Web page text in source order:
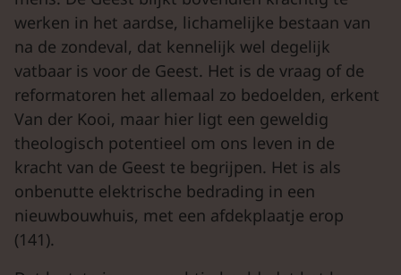
werken in het aardse, lichamelijke bestaan van
na de zondeval, dat kennelijk wel degelijk
vatbaar is voor de Geest. Het is de vraag of de
reformatoren het allemaal zo bedoelden, erkent
Van der Kooi, maar hier ligt een geweldig
theologisch potentieel om ons leven in de
kracht van de Geest te begrijpen. Het is als
onbenutte elektrische bedrading in een
nieuwbouwhuis, met een afdekplaatje erop
(141).